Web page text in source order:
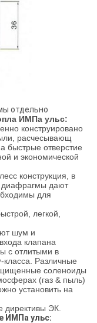
отдельно
ИМПа ульс:
конструировано
расчесывающ
быстрые отверстие
и экономической
конструкция, в
диафрагмы дают
для
легкой,
шум и
клапана
с отлитыми в
Различные
соленоиды
(газ & пыль)
установить на
директивы ЭК.
ИМПа ульс: